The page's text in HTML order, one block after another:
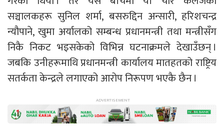
सञ्चालकहरू सुनिल शर्मा, बसरुद्दिन अन्सारी, हरिशचन्द्र
न्यौपाने, खुमा अर्यालको सम्बन्ध प्रधानमन्त्री तथा मन्त्रीसँग
निकै निकट भइसकेको विभिन्न घटनाक्रमले देखाउँछन् ।
जबकि उनीहरूमाथि प्रधानमन्त्री कार्यालय मातहतको राष्ट्रिय
सतर्कता केन्द्रले लगाएको आरोप निरूपण भएकै छैन ।